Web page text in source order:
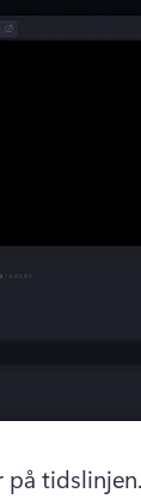
på tidslinjen.